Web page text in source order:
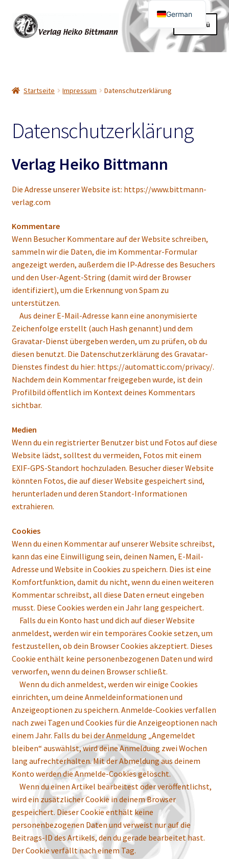
Zur
Navigation
Zum
Inhalt
Menü
Mein Konto
Impressum
Allgemeine Geschäftsbedingungen
Startseite Impressum Datenschutzerklärung
Datenschutzerklärung
Verlag Heiko Bittmann
Die Adresse unserer Website ist: https://www.bittmann-
verlag.com
Kommentare
Wenn Besucher Kommentare auf der Website schreiben,
sammeln wir die Daten, die im Kommentar-Formular
angezeigt werden, außerdem die IP-Adresse des Besuchers
und den User-Agent-String (damit wird der Browser
identifiziert), um die Erkennung von Spam zu
unterstützen.
Aus deiner E-Mail-Adresse kann eine anonymisierte
Zeichenfolge erstellt (auch Hash genannt) und dem
Gravatar-Dienst übergeben werden, um zu prüfen, ob du
diesen benutzt. Die Datenschutzerklärung des Gravatar-
Dienstes findest du hier: https://automattic.com/privacy/.
Nachdem dein Kommentar freigegeben wurde, ist dein
Profilbild öffentlich im Kontext deines Kommentars
sichtbar.
Medien
Wenn du ein registrierter Benutzer bist und Fotos auf diese
Website lädst, solltest du vermeiden, Fotos mit einem
EXIF-GPS-Standort hochzuladen. Besucher dieser Website
könnten Fotos, die auf dieser Website gespeichert sind,
herunterladen und deren Standort-Informationen
extrahieren.
Cookies
Wenn du einen Kommentar auf unserer Website schreibst,
kann das eine Einwilligung sein, deinen Namen, E-Mail-
Adresse und Website in Cookies zu speichern. Dies ist eine
Komfortfunktion, damit du nicht, wenn du einen weiteren
Kommentar schreibst, all diese Daten erneut eingeben
musst. Diese Cookies werden ein Jahr lang gespeichert.
Falls du ein Konto hast und dich auf dieser Website
anmeldest, werden wir ein temporäres Cookie setzen, um
festzustellen, ob dein Browser Cookies akzeptiert. Dieses
Cookie enthält keine personenbezogenen Daten und wird
verworfen, wenn du deinen Browser schließt.
Wenn du dich anmeldest, werden wir einige Cookies
einrichten, um deine Anmeldeinformationen und
Anzeigeoptionen zu speichern. Anmelde-Cookies verfallen
nach zwei Tagen und Cookies für die Anzeigeoptionen nach
einem Jahr. Falls du bei der Anmeldung „Angemeldet
bleiben“ auswählst, wird deine Anmeldung zwei Wochen
lang aufrechterhalten. Mit der Abmeldung aus deinem
Konto werden die Anmelde-Cookies gelöscht.
Wenn du einen Artikel bearbeitest oder veröffentlichst,
wird ein zusätzlicher Cookie in deinem Browser
gespeichert. Dieser Cookie enthält keine
personenbezogenen Daten und verweist nur auf die
Beitrags-ID des Artikels, den du gerade bearbeitet hast.
Der Cookie verfällt nach einem Tag.
German
English